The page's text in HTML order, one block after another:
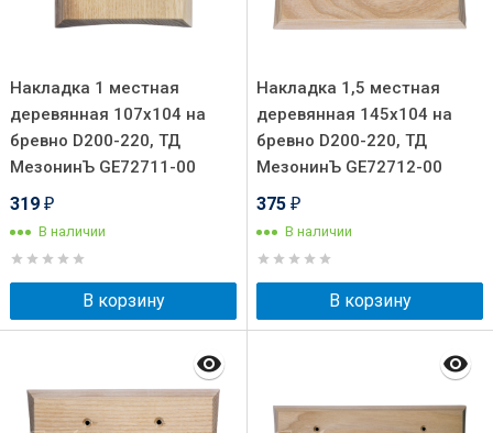
Накладка 1 местная
деревянная 107х104 на
бревно D200-220, ТД
МезонинЪ GE72711-00
319 ₽
В наличии
В корзину
Накладка 1,5 местная
деревянная 145х104 на
бревно D200-220, ТД
МезонинЪ GE72712-00
375 ₽
В наличии
В корзину